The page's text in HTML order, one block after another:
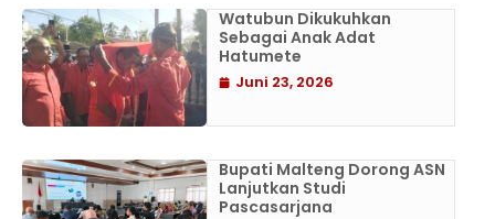
Watubun Dikukuhkan
Sebagai Anak Adat
Hatumete
Juni 23, 2026
Bupati Malteng Dorong ASN
Lanjutkan Studi
Pascasarjana